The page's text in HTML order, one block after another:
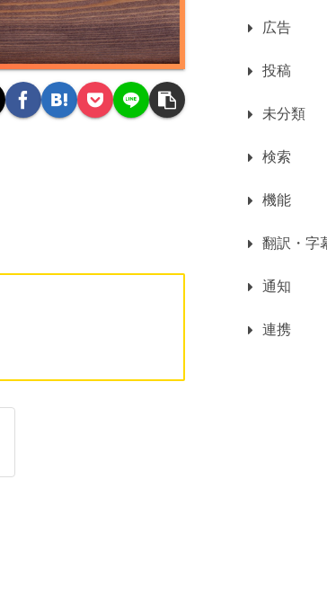
広告
投稿
未分類
検索
機能
翻訳・字
通知
連携